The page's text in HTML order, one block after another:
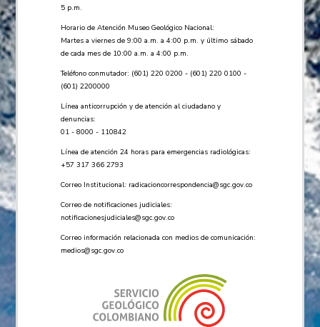
5 p.m.
Horario de Atención Museo Geológico Nacional:
Martes a viernes de 9:00 a.m. a 4:00 p.m. y último sábado
de cada mes de 10:00 a.m. a 4:00 p.m.
Teléfono conmutador: (601) 220 0200 - (601) 220 0100 -
(601) 2200000
Línea anticorrupción y de atención al ciudadano y
denuncias:
01 - 8000 - 110842
Línea de atención 24 horas para emergencias radiológicas:
+57 ​317 366 2793
Correo Institucional: radicacioncorrespondencia@sgc.gov.co
Correo de notificaciones judiciales:
notificacionesjudiciales@sgc.gov.co
Correo información relacionada con medios de comunicación:
medios@sgc.gov.co